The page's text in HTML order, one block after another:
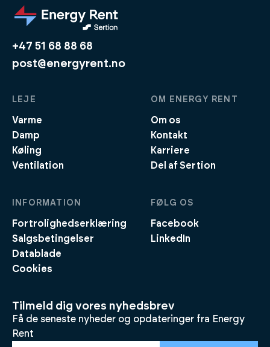
+47 51 68 88 68
post@energyrent.no
LEJE
Varme
Damp
Køling
Ventilation
OM ENERGY RENT
Om os
Kontakt
Karriere
Del af Sertion
INFORMATION
Fortrolighedserklæring
Salgsbetingelser
Datablade
Cookies
FØLG OS
Facebook
LinkedIn
Tilmeld dig vores nyhedsbrev
Få de seneste nyheder og opdateringer fra Energy
Rent